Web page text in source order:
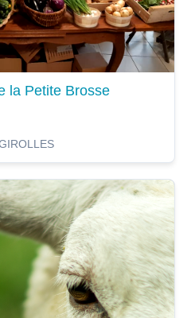
la Petite Brosse